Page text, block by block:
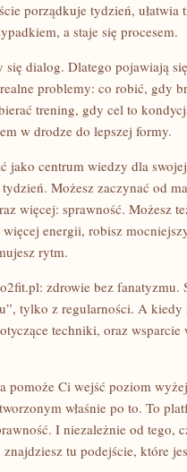
porządkuje tydzień, ułatwia
a staje się procesem.
dialog. Dlatego pojawiają
problemy: co robić, gdy
trening, gdy cel to
w drodze do lepszej formy.
jako centrum wiedzy dla
tydzień. Możesz zaczynać od
więcej: sprawność. Możesz
energii, robisz
rytm.
zdrowie bez fanatyzmu.
tylko z regularności. A kiedy
techniki, oraz wsparcie
pomoże Ci wejść poziom
właśnie po to. To
I niezależnie od tego,
tu podejście, które